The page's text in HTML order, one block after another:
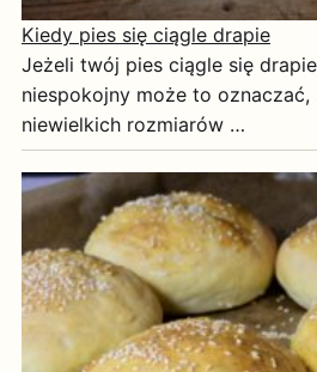
Kiedy pies się ciągle drapie
Jeżeli twój pies ciągle się
niespokojny może to oznaczać,
niewielkich rozmiarów …